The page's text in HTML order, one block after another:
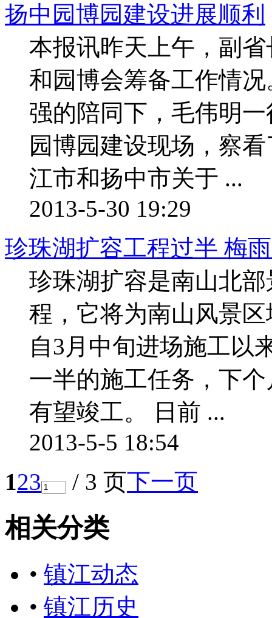
扬中园博园建设进展顺利
本报讯昨天上午，副
和园博会筹备工作情
强的陪同下，毛伟明
园博园建设现场，察
江市和扬中市关于 ...
2013-5-30 19:29
珍珠湖扩容工程过半 梅
珍珠湖扩容是南山北
程，它将为南山风景
自3月中旬进场施工以
一半的施工任务，下
有望竣工。 日前 ...
2013-5-5 18:54
123 / 3 页下一页
相关分类
• 镇江动态
• 镇江历史